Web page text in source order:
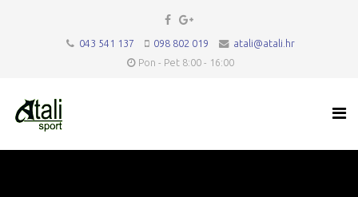
043 541 137 098 802 019
atali@atali.hr
Pon - Pet 8:00 - 16:00